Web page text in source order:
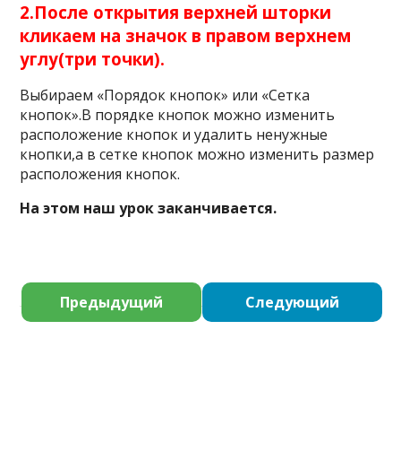
2.После открытия верхней шторки
кликаем на значок в правом верхнем
углу(три точки).
Выбираем «Порядок кнопок» или «Сетка
кнопок».В порядке кнопок можно изменить
расположение кнопок и удалить ненужные
кнопки,а в сетке кнопок можно изменить размер
расположения кнопок.
На этом наш урок заканчивается.
Предыдущий Следующий